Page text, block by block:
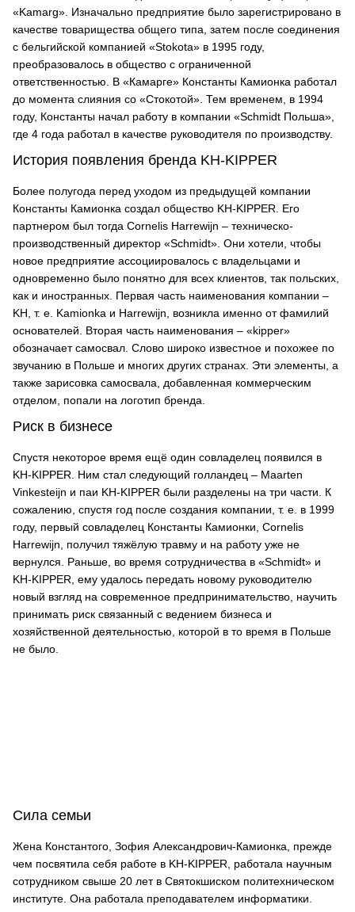
«Kamarg». Изначально предприятие было зарегистрировано в
качестве товарищества общего типа, затем после соединения
с бельгийской компанией «Stokota» в 1995 году,
преобразовалось в общество с ограниченной
ответственностью. В «Камарге» Константы Камионка работал
до момента слияния со «Стокотой». Тем временем, в 1994
году, Константы начал работу в компании «Schmidt Польша»,
где 4 года работал в качестве руководителя по производству.
История появления бренда KH-KIPPER
Более полугода перед уходом из предыдущей компании
Константы Камионка создал общество KH-KIPPER. Его
партнером был тогда Cornelis Harrewijn – техническо-
производственный директор «Schmidt». Они хотели, чтобы
новое предприятие ассоциировалось с владельцами и
одновременно было понятно для всех клиентов, так польских,
как и иностранных. Первая часть наименования компании –
KH, т. е. Kamionka и Harrewijn, возникла именно от фамилий
основателей. Вторая часть наименования – «kipper»
обозначает самосвал. Слово широко известное и похожее по
звучанию в Польше и многих других странах. Эти элементы, а
также зарисовка самосвала, добавленная коммерческим
отделом, попали на логотип бренда.
Риск в бизнесе
Спустя некоторое время ещё один совладелец появился в
KH-KIPPER. Ним стал следующий голландец – Maarten
Vinkesteijn и паи KH-KIPPER были разделены на три части. К
сожалению, спустя год после создания компании, т. е. в 1999
году, первый совладелец Константы Камионки, Cornelis
Harrewijn, получил тяжёлую травму и на работу уже не
вернулся. Раньше, во время сотрудничества в «Schmidt» и
KH-KIPPER, ему удалось передать новому руководителю
новый взгляд на современное предпринимательство, научить
принимать риск связанный с ведением бизнеса и
хозяйственной деятельностью, которой в то время в Польше
не было.
Сила семьи
Жена Константого, Зофия Александрович-Камионка, прежде
чем посвятила себя работе в KH-KIPPER, работала научным
сотрудником свыше 20 лет в Святокшиском политехническом
институте. Она работала преподавателем информатики.